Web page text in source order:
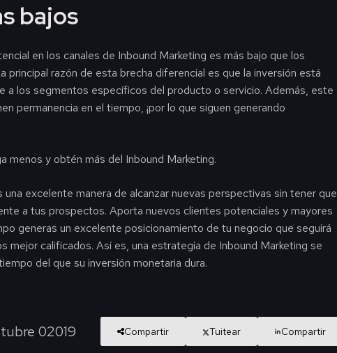
bajos
en los canales de Inbound Marketing es más bajo que los
principal razón de esta brecha diferencial es que la inversión está
a los segmentos específicos del producto o servicio. Además, este
permanencia en el tiempo, ¡por lo que siguen generando
menos y obtén más del Inbound Marketing.
una excelente manera de alcanzar nuevas perspectivas sin tener que
a tus prospectos. Aporta nuevos clientes potenciales y mayores
generas un excelente posicionamiento de tu negocio que seguirá
mejor calificados. Así es, una estrategia de Inbound Marketing se
del que su inversión monetaria dura.
02019 Compartir Tuitear Compartir